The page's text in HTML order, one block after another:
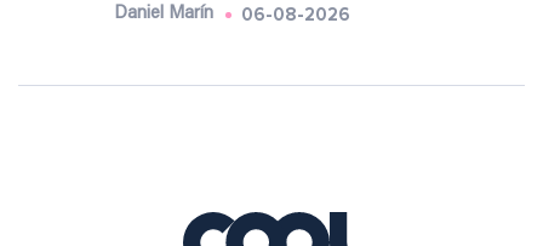
Daniel Marín 06-08-2026